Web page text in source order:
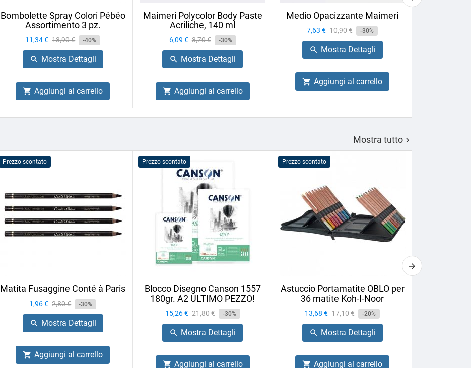
Bombolette Spray Colori Pébéo
Assortimento 3 pz.
Prezzo
11,34 € Prezzo
base
18,90 € -40%
 Mostra Dettagli
 Aggiungi al carrello
Maimeri Polycolor Body Paste
Acriliche, 140 ml
Prezzo
6,09 € Prezzo
base
8,70 € -30%
 Mostra Dettagli
 Aggiungi al carrello
Medio Opacizzante Maimeri
Prezzo
7,63 € Prezzo
base
10,90 € -30%
 Mostra Dettagli
 Aggiungi al carrello
Mostra tutto 
Prezzo scontato
Matita Fusaggine Conté à Paris
Prezzo
1,96 € Prezzo
base
2,80 € -30%
 Mostra Dettagli
 Aggiungi al carrello
Prezzo scontato
Blocco Disegno Canson 1557
180gr. A2 ULTIMO PEZZO!
Prezzo
15,26 € Prezzo
base
21,80 € -30%
 Mostra Dettagli
 Aggiungi al carrello
Prezzo scontato
Astuccio Portamatite OBLO per
36 matite Koh-I-Noor
Prezzo
13,68 € Prezzo
base
17,10 € -20%
 Mostra Dettagli
 Aggiungi al carrello